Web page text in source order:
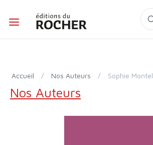
Accueil / Nos Auteurs / Sophie Montel
Nos Auteurs